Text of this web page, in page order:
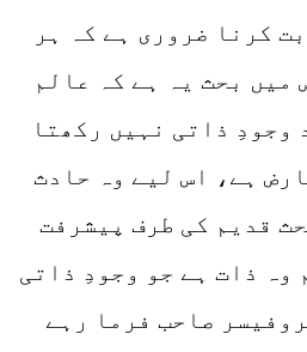
کرنا ضروری ہے کہ ہر
میں بحث یہ ہے کہ عالم
وجودِ ذاتی نہیں رکھتا
ہے، اس لیے وہ حادث
قدیم کی طرف پیشرفت
وہ ذات ہے جو وجودِ ذاتی
صاحب فرما رہے